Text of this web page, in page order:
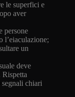
le superfici e
aver
persone
l’eiaculazione;
un
deve
Rispetta
chiari